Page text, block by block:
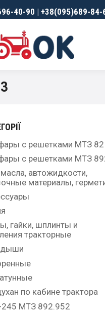
40-90 | +38(095)689-84-
с решетками МТЗ 82
с решетками МТЗ
автожидкости,
материалы,
гайки, шплинты и
тракторные
по кабине трактора
МТЗ 892.952
ГОЛОВНА КАТАЛОГ